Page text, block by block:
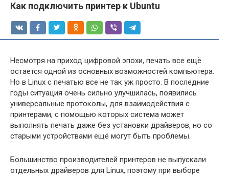
Как подключить принтер к Ubuntu
Несмотря на приход цифровой эпохи, печать все ещё
остается одной из основных возможностей компьютера.
Но в Linux с печатью все не так уж просто. В последние
годы ситуация очень сильно улучшилась, появились
универсальные протоколы, для взаимодействия с
принтерами, с помощью которых система может
выполнять печать даже без установки драйверов, но со
старыми устройствами ещё могут быть проблемы.
Большинство производителей принтеров не выпускали
отдельных драйверов для Linux, поэтому при выборе